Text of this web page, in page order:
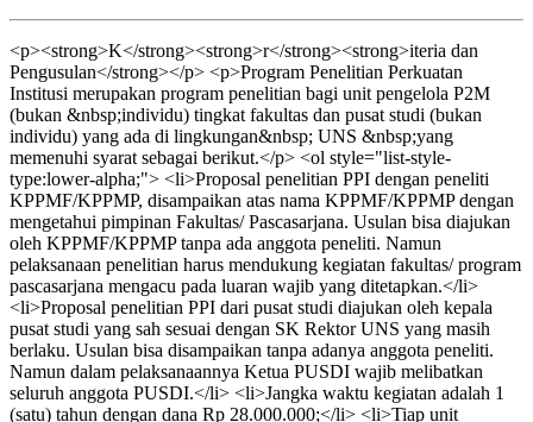
<p><strong>K</strong><strong>r</strong><strong>iteria dan
Pengusulan</strong></p> <p>Program Penelitian Perkuatan
Institusi merupakan program penelitian bagi unit pengelola P2M
(bukan &nbsp;individu) tingkat fakultas dan pusat studi (bukan
individu) yang ada di lingkungan&nbsp; UNS &nbsp;yang
memenuhi syarat sebagai berikut.</p> <ol style="list-style-
type:lower-alpha;"> <li>Proposal penelitian PPI dengan peneliti
KPPMF/KPPMP, disampaikan atas nama KPPMF/KPPMP dengan
mengetahui pimpinan Fakultas/ Pascasarjana. Usulan bisa diajukan
oleh KPPMF/KPPMP tanpa ada anggota peneliti. Namun
pelaksanaan penelitian harus mendukung kegiatan fakultas/ program
pascasarjana mengacu pada luaran wajib yang ditetapkan.</li>
<li>Proposal penelitian PPI dari pusat studi diajukan oleh kepala
pusat studi yang sah sesuai dengan SK Rektor UNS yang masih
berlaku. Usulan bisa disampaikan tanpa adanya anggota peneliti.
Namun dalam pelaksanaannya Ketua PUSDI wajib melibatkan
seluruh anggota PUSDI.</li> <li>Jangka waktu kegiatan adalah 1
(satu) tahun dengan dana Rp 28.000.000;</li> <li>Tiap unit